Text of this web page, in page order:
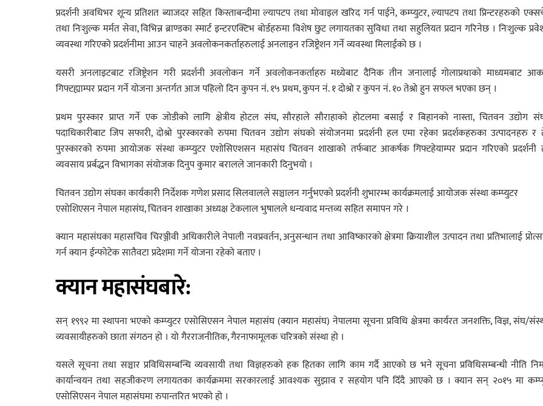
प्रदर्शनी अवधिभर शून्य प्रतिशत ब्याजदर सहित किस्ताबन्दीमा ल्यापटप तथा मोवाइल खरिद गर्न पाईने, कम्प्युटर, ल्यापटप तथा प्रिन्टरहरुको
तथा निःशुल्क मर्मत सेवा, विभिन्न ब्राण्डका स्मार्ट इन्टरएक्टिभ बोर्डहरुमा विशेष छुट लगायतका सुविधा तथा सहुलियत प्रदान गरिनेछ । निःशुल्क
व्यवस्था गरिएको प्रदर्शनीमा आउन चाहने अवलोकनकर्ताहरुलाई अनलाइन रजिष्ट्रेशन गर्ने व्यवस्था मिलाईको छ ।
यसरी अनलाइटबाट रजिष्ट्रेशन गरी प्रदर्शनी अवलोकन गर्ने अवलोकनकर्ताहरु मध्येबाट दैनिक तीन जनालाई गोलाप्रथाको माध्यमबाट
गिफ्टह्याम्पर प्रदान गर्ने योजना अन्तर्गत आज पहिलो दिन कुपन नं. १५ प्रथम, कुपन नं. १ दोश्रो र कुपन नं. १० तेश्रो हुन सफल भएका छन् ।
प्रथम पुरस्कार प्राप्त गर्ने एक जोडीको लागि क्षेत्रीय होटल संघ, सौरहाले सौराहाको होटलमा बसाई र बिहानको नास्ता, चितवन उद्योग
पदाधिकारीबाट जिप सफारी, दोश्रो पुरस्कारको रुपमा चितवन उद्योग संघको संयोजनमा प्रदर्शनी हल एमा रहेका प्रदर्शकहरुका उत्पादनहरु र
पुरस्कारको रुपमा आयोजक संस्था कम्प्युटर एशोसिएशसन महासंघ चितवन शाखाको तर्फबाट आकर्षक गिफ्टहेयाम्पर प्रदान गरिएको प्रदर्शनी
व्यवसाय प्रर्बद्धन विभागका संयोजक दिनुप कुमार बरालले जानकारी दिनुभयो ।
चितवन उद्योग संघका कार्यकारी निर्देशक गणेश प्रसाद सिलवालले सञ्चालन गर्नुभएको प्रदर्शनी शुभारम्भ कार्यक्रमलाई आयोजक संस्था कम्प्युटर
एसोशिएसन नेपाल महासंघ, चितवन शाखाका अध्यक्ष टेकलाल भुषालले धन्यवाद मन्तव्य सहित समापन गरे ।
क्यान महासंघका महासचिव चिरञ्जीवी अधिकारीले नेपाली नवप्रवर्तन, अनुसन्धान तथा आविष्कारको क्षेत्रमा क्रियाशील उत्पादन तथा प्रतिभालाई
गर्न क्यान ईन्फोटेक सातैवटा प्रदेशमा गर्ने योजना रहेको बताए ।
क्यान महासंघबारे:
सन् १९९२ मा स्थापना भएको कम्प्युटर एसोसिएसन नेपाल महासंघ (क्यान महासंघ) नेपालमा सूचना प्रविधि क्षेत्रमा कार्यरत जनशक्ति, विज्ञ, संघ/
व्यवसायीहरुको छाता संगठन हो । यो गैरराजनीतिक, गैरनाफामूलक चरित्रको संस्था हो ।
यसले सूचना तथा सञ्चार प्रविधिसम्बन्धि व्यवसायी तथा विज्ञहरुको हक हितका लागि काम गर्दै आएको छ भने सूचना प्रविधिसम्बन्धी नीति
कार्यान्वयन तथा सहजीकरण लगायतका कार्यक्रममा सरकारलाई आवश्यक सुझाव र सहयोग पनि दिँदै आएको छ । क्यान सन् २०१५ मा
एसोसिएसन नेपाल महासंघमा रुपान्तरित भएको हो ।